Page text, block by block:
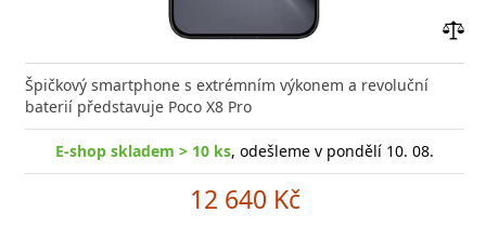
Špičkový smartphone s extrémním výkonem a revoluční
baterií představuje Poco X8 Pro
E-shop skladem > 10 ks, odešleme v pondělí 10. 08.
12 640 Kč